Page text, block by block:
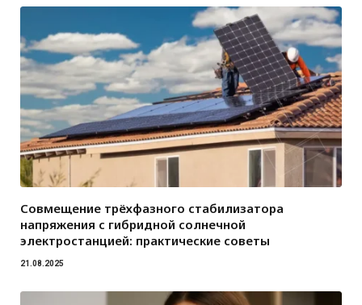
Совмещение трёхфазного стабилизатора
напряжения с гибридной солнечной
электростанцией: практические советы
21.08.2025